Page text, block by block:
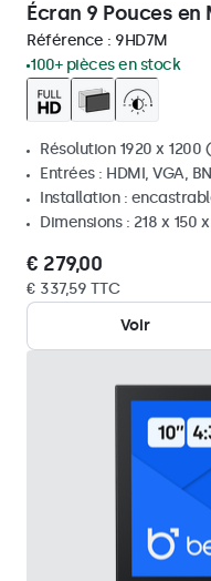
Écran 9 Pouces en
Référence : 9HD7M
100+ pièces en stock
Résolution 1920 x 1200
Entrées : HDMI, VGA,
Installation :
Dimensions : 218 x 150
€ 279,00
€ 337,59 TTC
Voir